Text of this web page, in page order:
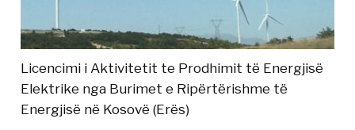
Licencimi i Aktivitetit te Prodhimit të Energjisë
Elektrike nga Burimet e Ripërtërishme të
Energjisë në Kosovë (Erës)